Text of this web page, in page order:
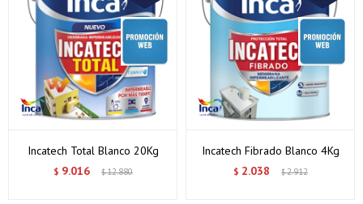
Incatech Total Blanco 20Kg
$ 9.016 $12.880
Incatech Fibrado Blanco 4Kg
$ 2.038 $2.912